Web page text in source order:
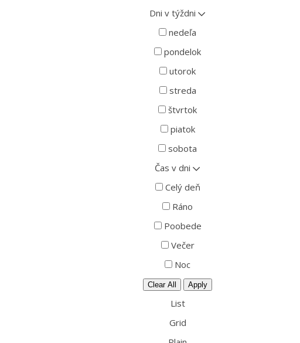
Dni v týždni
nedeľa
pondelok
utorok
streda
štvrtok
piatok
sobota
Čas v dni
Celý deň
Ráno
Poobede
Večer
Noc
Clear All Apply
List
Grid